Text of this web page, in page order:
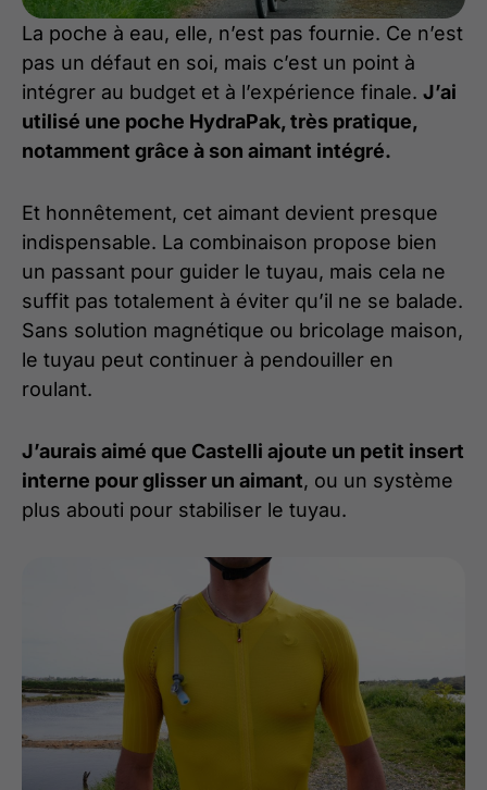
La poche à eau, elle, n’est pas fournie. Ce n’est
pas un défaut en soi, mais c’est un point à
intégrer au budget et à l’expérience finale. J’ai
utilisé une poche HydraPak, très pratique,
notamment grâce à son aimant intégré.
Et honnêtement, cet aimant devient presque
indispensable. La combinaison propose bien
un passant pour guider le tuyau, mais cela ne
suffit pas totalement à éviter qu’il ne se balade.
Sans solution magnétique ou bricolage maison,
le tuyau peut continuer à pendouiller en
roulant.
J’aurais aimé que Castelli ajoute un petit insert
interne pour glisser un aimant, ou un système
plus abouti pour stabiliser le tuyau.